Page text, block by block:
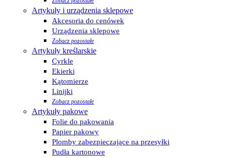
Artykuły i urządzenia sklepowe
Akcesoria do cenówek
Urządzenia sklepowe
Zobacz pozostałe
Artykuły kreślarskie
Cyrkle
Ekierki
Kątomierze
Linijki
Zobacz pozostałe
Artykuły pakowe
Folie do pakowania
Papier pakowy
Plomby zabezpieczające na przesyłki
Pudła kartonowe